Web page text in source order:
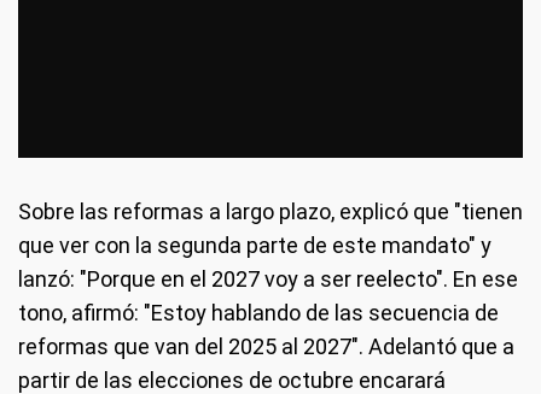
Sobre las reformas a largo plazo, explicó que "tienen
que ver con la segunda parte de este mandato" y
lanzó: "Porque en el 2027 voy a ser reelecto". En ese
tono, afirmó: "Estoy hablando de las secuencia de
reformas que van del 2025 al 2027". Adelantó que a
partir de las elecciones de octubre encarará